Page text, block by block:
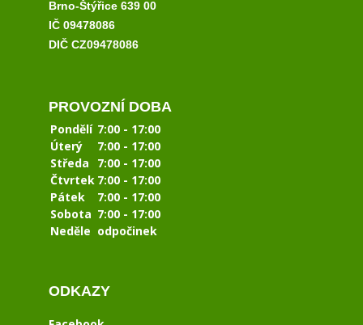
Brno-Štýřice 639 00
IČ 09478086
DIČ CZ09478086
PROVOZNÍ DOBA
Pondělí 7:00 - 17:00
Úterý
7:00 - 17:00
Středa
7:00 - 17:00
Čtvrtek 7:00 - 17:00
Pátek
7:00 - 17:00
Sobota 7:00 - 17:00
Neděle odpočinek
ODKAZY